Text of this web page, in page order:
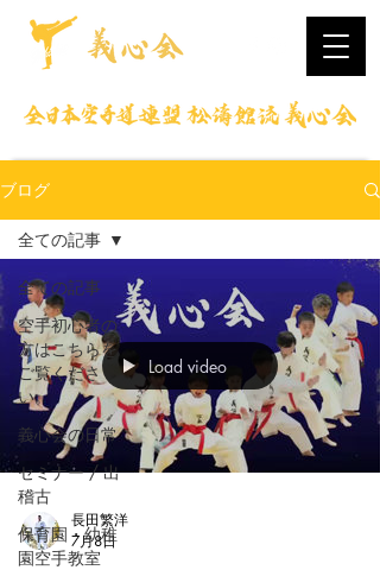
ブログ
全ての記事
空手初心者の
方はこちらを
ご覧くださ
い。
義心会の日常
セミナー / 出
稽古
保育園・幼稚
園空手教室
全ての記事
Load video
長田繁洋
7月8日